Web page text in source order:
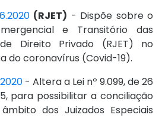
(RJET) - Dispõe sobre o
e Transitório das
Direito Privado (RJET) no
do coronavírus (Covid-19).
- Altera a Lei nº 9.099, de 26
para possibilitar a conciliação
dos Juizados Especiais